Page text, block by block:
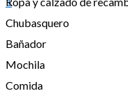
Chubasquero
Bañador
Mochila
Comida